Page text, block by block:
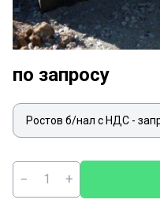
по запросу
− +